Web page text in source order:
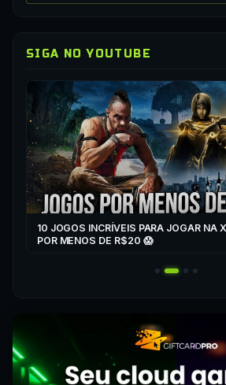
SIGA NO YOUTUBE
10 JOGOS INCRÍVEIS PARA JOGAR NA
POR MENOS DE R$20 😱